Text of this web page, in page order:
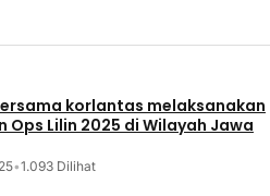
korlantas melaksanakan
Ops Lilin 2025 di Wilayah Jawa
•1.093 Dilihat